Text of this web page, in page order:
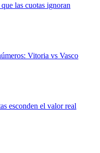
las cuotas ignoran
Vitoria vs Vasco
esconden el valor real